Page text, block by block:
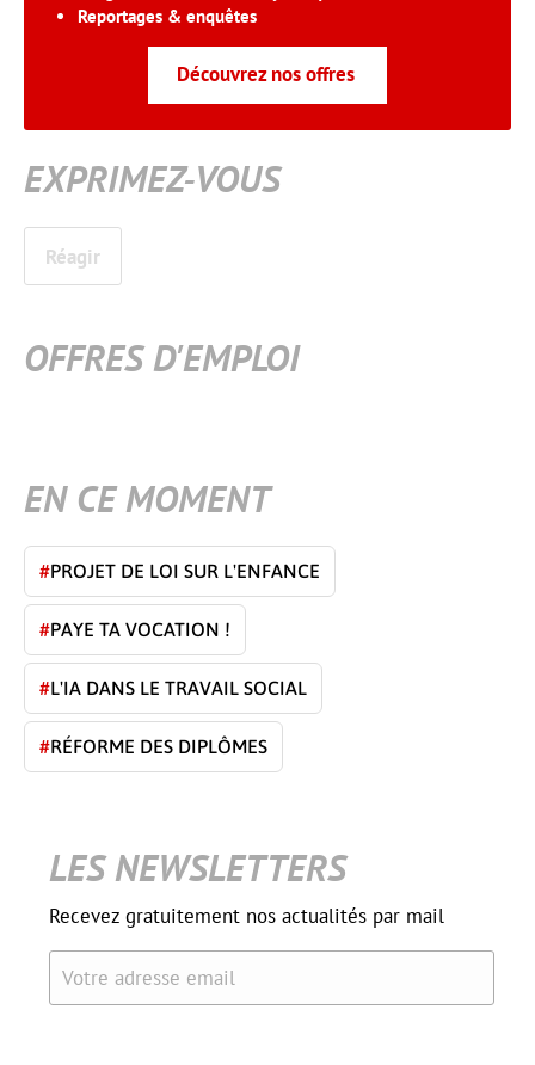
Reportages & enquêtes
Découvrez nos offres
EXPRIMEZ-VOUS
Réagir
OFFRES D'EMPLOI
EN CE MOMENT
#PROJET DE LOI SUR L'ENFANCE
#PAYE TA VOCATION !
#L'IA DANS LE TRAVAIL SOCIAL
#RÉFORME DES DIPLÔMES
LES NEWSLETTERS
Recevez gratuitement nos actualités par mail
Votre adresse email